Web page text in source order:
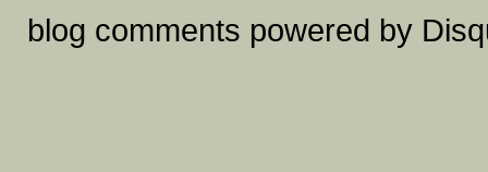
blog comments powered by